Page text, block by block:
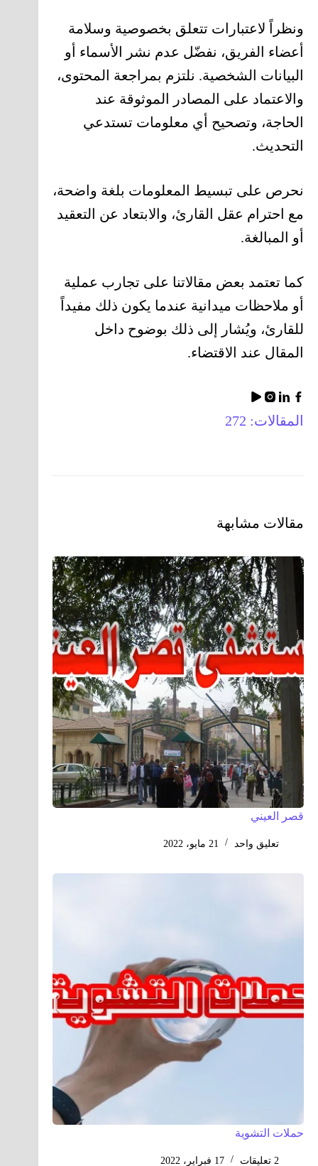
ونظراً لاعتبارات تتعلق بخصوصية وسلامة
أعضاء الفريق، نفضّل عدم نشر الأسماء أو
البيانات الشخصية. نلتزم بمراجعة المحتوى،
والاعتماد على المصادر الموثوقة عند
الحاجة، وتصحيح أي معلومات تستدعي
التحديث.
نحرص على تبسيط المعلومات بلغة واضحة،
مع احترام عقل القارئ، والابتعاد عن التعقيد
أو المبالغة.
كما تعتمد بعض مقالاتنا على تجارب عملية
أو ملاحظات ميدانية عندما يكون ذلك مفيداً
للقارئ، ويُشار إلى ذلك بوضوح داخل
المقال عند الاقتضاء.
المقالات: 272
مقالات مشابهة
قصر العيني
تعليق واحد 21 مايو، 2022
حملات التشوية
2 تعليقات 17 فبراير، 2022